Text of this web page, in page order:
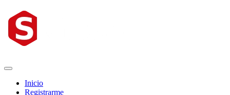
Inicio
Registrarme